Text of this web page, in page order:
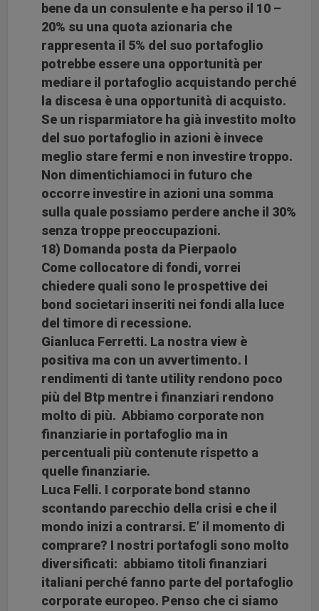
bene da un consulente e ha perso il 10 –
20% su una quota azionaria che
rappresenta il 5% del suo portafoglio
potrebbe essere una opportunità per
mediare il portafoglio acquistando perché
la discesa è una opportunità di acquisto.
Se un risparmiatore ha già investito molto
del suo portafoglio in azioni è invece
meglio stare fermi e non investire troppo.
Non dimentichiamoci in futuro che
occorre investire in azioni una somma
sulla quale possiamo perdere anche il 30%
senza troppe preoccupazioni.
18) Domanda posta da Pierpaolo
Come collocatore di fondi, vorrei
chiedere quali sono le prospettive dei
bond societari inseriti nei fondi alla luce
del timore di recessione.
Gianluca Ferretti. La nostra view è
positiva ma con un avvertimento. I
rendimenti di tante utility rendono poco
più del Btp mentre i finanziari rendono
molto di più. Abbiamo corporate non
finanziarie in portafoglio ma in
percentuali più contenute rispetto a
quelle finanziarie.
Luca Felli. I corporate bond stanno
scontando parecchio della crisi e che il
mondo inizi a contrarsi. E’ il momento di
comprare? I nostri portafogli sono molto
diversificati: abbiamo titoli finanziari
italiani perché fanno parte del portafoglio
corporate europeo. Penso che ci siamo